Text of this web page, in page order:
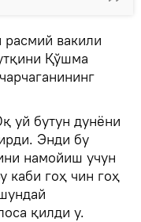
вакили
Қўшма
уй бутун дунёни
Энди бу
намойиш учун
каби гоҳ чин гоҳ
қилди у.